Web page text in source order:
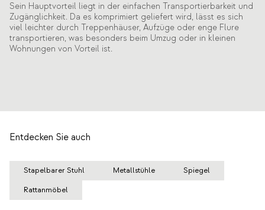
Sein Hauptvorteil liegt in der einfachen Transportierbarkeit und
Zugänglichkeit. Da es komprimiert geliefert wird, lässt es sich
viel leichter durch Treppenhäuser, Aufzüge oder enge Flure
transportieren, was besonders beim Umzug oder in kleinen
Wohnungen von Vorteil ist.
Entdecken Sie auch
Stapelbarer Stuhl Metallstühle Spiegel
Rattanmöbel